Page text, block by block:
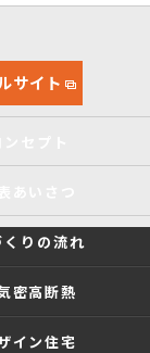
サイト
くりの流れ
密高断熱
イン住宅